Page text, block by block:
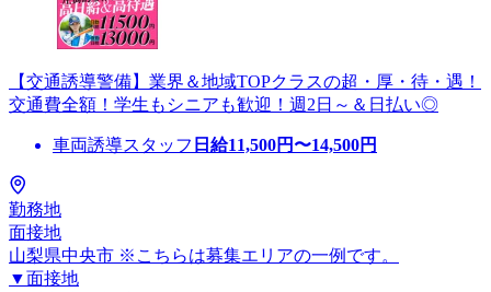
【交通誘導警備】業界＆地域TOPクラスの超・厚・待・遇！
交通費全額！学生もシニアも歓迎！週2日～＆日払い◎
車両誘導スタッフ 日給11,500円〜14,500円
勤務地
面接地
山梨県中央市 ※こちらは募集エリアの一例です。
▼面接地